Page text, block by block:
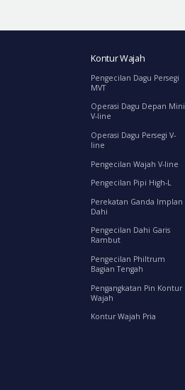
Kontur Wajah
Pengecilan Dagu Persegi
MVT
Operasi Dagu Depan Mini
V-line
Operasi Dagu Persegi V-
line
Pengecilan Wajah V-line
Pengecilan Pipi High-L
Perekatan Ganda Implan
Dahi
Pengecilan Dahi Garis
Rambut
Pengecilan Philtrum
Bagian Tengah
Pengangkatan Pin Kontur
Wajah
Kontur Wajah Pria